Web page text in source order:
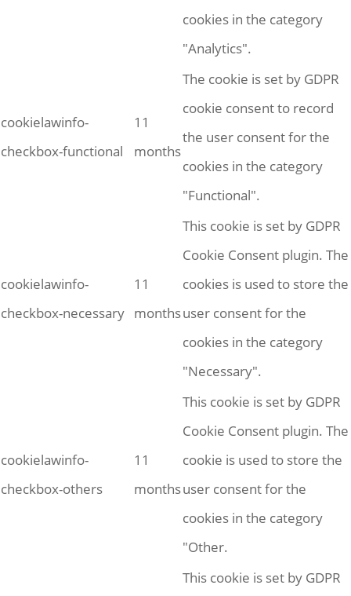
cookies in the category
"Analytics".
cookielawinfo-
checkbox-functional
11
months
The cookie is set by GDPR
cookie consent to record
the user consent for the
cookies in the category
"Functional".
cookielawinfo-
checkbox-necessary
11
months
This cookie is set by GDPR
Cookie Consent plugin. The
cookies is used to store the
user consent for the
cookies in the category
"Necessary".
cookielawinfo-
checkbox-others
11
months
This cookie is set by GDPR
Cookie Consent plugin. The
cookie is used to store the
user consent for the
cookies in the category
"Other.
This cookie is set by GDPR